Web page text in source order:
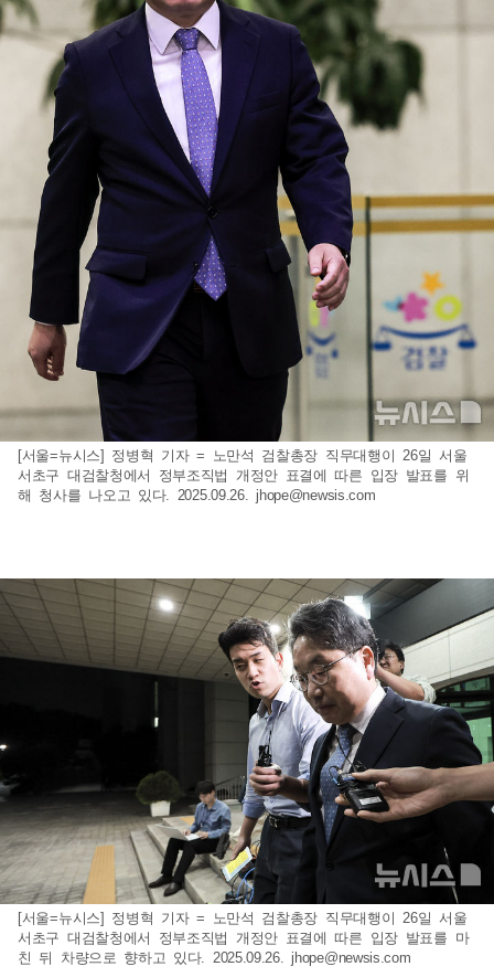
[서울=뉴시스] 정병혁 기자 = 노만석 검찰총장 직무대행이 26일 서울
서초구 대검찰청에서 정부조직법 개정안 표결에 따른 입장 발표를 위
해 청사를 나오고 있다. 2025.09.26. jhope@newsis.com
[서울=뉴시스] 정병혁 기자 = 노만석 검찰총장 직무대행이 26일 서울
서초구 대검찰청에서 정부조직법 개정안 표결에 따른 입장 발표를 마
친 뒤 차량으로 향하고 있다. 2025.09.26. jhope@newsis.com